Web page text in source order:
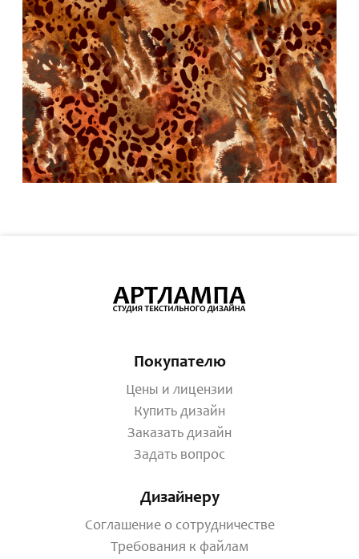
Покупателю
Цены и лицензии
Купить дизайн
Заказать дизайн
Задать вопрос
Дизайнеру
Соглашение о сотрудничестве
Требования к файлам